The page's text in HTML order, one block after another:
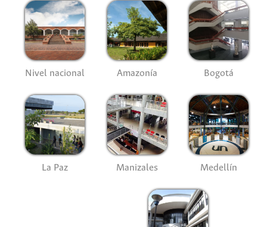
Nivel nacional Amazonía Bogotá
La Paz Manizales Medellín